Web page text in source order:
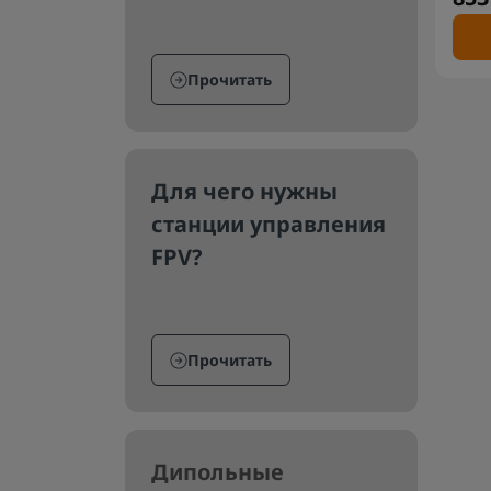
Прочитать
Для чего нужны
станции управления
FPV?
Прочитать
Дипольные